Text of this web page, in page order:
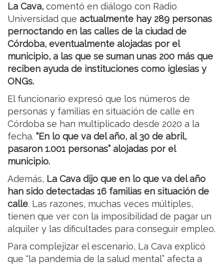
La Cava, comentó en diálogo con Radio
Universidad que actualmente hay 289 personas
pernoctando en las calles de la ciudad de
Córdoba, eventualmente alojadas por el
municipio, a las que se suman unas 200 más que
reciben ayuda de instituciones como iglesias y
ONGs.
El funcionario expresó que los números de
personas y familias en situación de calle en
Córdoba se han multiplicado desde 2020 a la
fecha. “En lo que va del año, al 30 de abril,
pasaron 1.001 personas” alojadas por el
municipio.
Además, La Cava dijo que en lo que va del año
han sido detectadas 16 familias en situación de
calle. Las razones, muchas veces múltiples,
tienen que ver con la imposibilidad de pagar un
alquiler y las dificultades para conseguir empleo.
Para complejizar el escenario, La Cava explicó
que “la pandemia de la salud mental” afecta a